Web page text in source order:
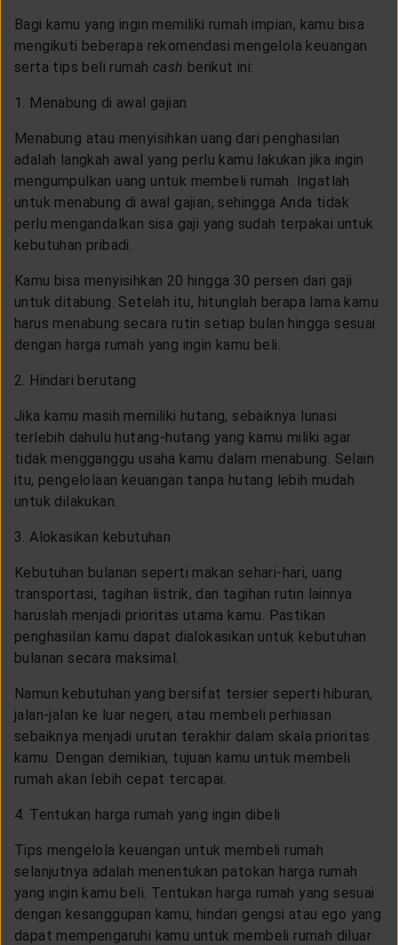
Bagi kamu yang ingin memiliki rumah impian, kamu bisa
mengikuti beberapa rekomendasi mengelola keuangan
serta tips beli rumah cash berikut ini:
1. Menabung di awal gajian
Menabung atau menyisihkan uang dari penghasilan
adalah langkah awal yang perlu kamu lakukan jika ingin
mengumpulkan uang untuk membeli rumah. Ingatlah
untuk menabung di awal gajian, sehingga Anda tidak
perlu mengandalkan sisa gaji yang sudah terpakai untuk
kebutuhan pribadi.
Kamu bisa menyisihkan 20 hingga 30 persen dari gaji
untuk ditabung. Setelah itu, hitunglah berapa lama kamu
harus menabung secara rutin setiap bulan hingga sesuai
dengan harga rumah yang ingin kamu beli.
2. Hindari berutang
Jika kamu masih memiliki hutang, sebaiknya lunasi
terlebih dahulu hutang-hutang yang kamu miliki agar
tidak mengganggu usaha kamu dalam menabung. Selain
itu, pengelolaan keuangan tanpa hutang lebih mudah
untuk dilakukan.
3. Alokasikan kebutuhan
Kebutuhan bulanan seperti makan sehari-hari, uang
transportasi, tagihan listrik, dan tagihan rutin lainnya
haruslah menjadi prioritas utama kamu. Pastikan
penghasilan kamu dapat dialokasikan untuk kebutuhan
bulanan secara maksimal.
Namun kebutuhan yang bersifat tersier seperti hiburan,
jalan-jalan ke luar negeri, atau membeli perhiasan
sebaiknya menjadi urutan terakhir dalam skala prioritas
kamu. Dengan demikian, tujuan kamu untuk membeli
rumah akan lebih cepat tercapai.
4. Tentukan harga rumah yang ingin dibeli
Tips mengelola keuangan untuk membeli rumah
selanjutnya adalah menentukan patokan harga rumah
yang ingin kamu beli. Tentukan harga rumah yang sesuai
dengan kesanggupan kamu, hindari gengsi atau ego yang
dapat mempengaruhi kamu untuk membeli rumah diluar